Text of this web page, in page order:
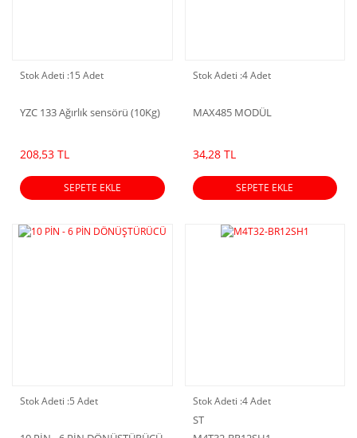
Stok Adeti :15 Adet
YZC 133 Ağırlık sensörü (10Kg)
208,53 TL
SEPETE EKLE
Stok Adeti :4 Adet
MAX485 MODÜL
34,28 TL
SEPETE EKLE
Stok Adeti :5 Adet Stok Adeti :4 Adet
ST